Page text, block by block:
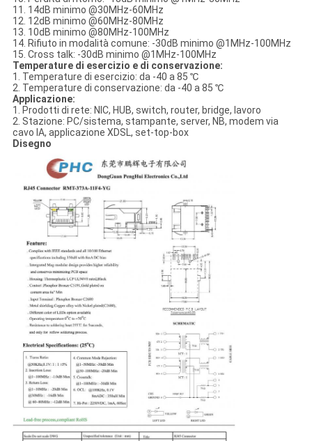
11. 14dB minimo @30MHz-60MHz
12. 12dB minimo @60MHz-80MHz
13. 10dB minimo @80MHz-100MHz
14. Rifiuto in modalità comune: -30dB minimo @1MHz-100MHz
15. Cross talk: -30dB minimo @1MHz-100MHz
Temperature di esercizio e di conservazione:
1. Temperature di esercizio: da -40 a 85 ℃
2. Temperature di conservazione: da -40 a 85 ℃
Applicazione:
1. Prodotti di rete: NIC, HUB, switch, router, bridge, lavoro
2. Stazione: PC/sistema, stampante, server, NB, modem via
cavo IA, applicazione XDSL, set-top-box
Disegno